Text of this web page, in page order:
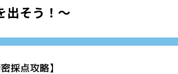
出そう！～